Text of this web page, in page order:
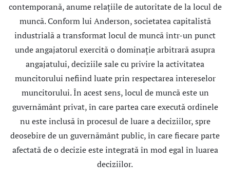
contemporană, anume relaţiile de autoritate de la locul de
muncă. Conform lui Anderson, societatea capitalistă
industrială a transformat locul de muncă într-un punct
unde angajatorul exercită o dominaţie arbitrară asupra
angajatului, deciziile sale cu privire la activitatea
muncitorului nefiind luate prin respectarea intereselor
muncitorului. În acest sens, locul de muncă este un
guvernământ privat, în care partea care execută ordinele
nu este inclusă în procesul de luare a deciziilor, spre
deosebire de un guvernământ public, în care fiecare parte
afectată de o decizie este integrată în mod egal în luarea
deciziilor.